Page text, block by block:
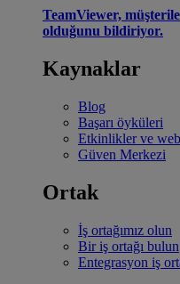
TeamViewer,
olduğunu bildiriyor.
Kaynaklar
Blog
Başarı öyküleri
Etkinlikler ve
Güven Merkezi
Ortak
İş ortağımız olun
Bir iş ortağı bulun
Entegrasyon iş